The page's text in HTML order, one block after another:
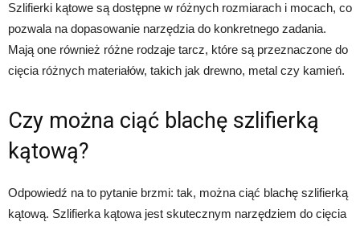
Szlifierki kątowe są dostępne w różnych rozmiarach i mocach, co
pozwala na dopasowanie narzędzia do konkretnego zadania.
Mają one również różne rodzaje tarcz, które są przeznaczone do
cięcia różnych materiałów, takich jak drewno, metal czy kamień.
Czy można ciąć blachę szlifierką
kątową?
Odpowiedź na to pytanie brzmi: tak, można ciąć blachę szlifierką
kątową. Szlifierka kątowa jest skutecznym narzędziem do cięcia